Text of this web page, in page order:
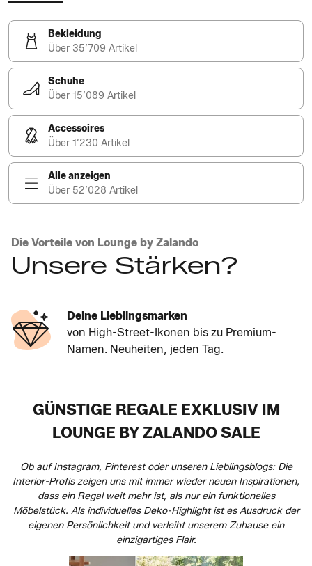
Bekleidung
Über 35’709 Artikel
Schuhe
Über 15’089 Artikel
Accessoires
Über 1’230 Artikel
Alle anzeigen
Über 52’028 Artikel
Die Vorteile von Lounge by Zalando
Unsere Stärken?
Deine Lieblingsmarken
von High-Street-Ikonen bis zu Premium-
Namen. Neuheiten, jeden Tag.
GÜNSTIGE REGALE EXKLUSIV IM
LOUNGE BY ZALANDO SALE
Ob auf Instagram, Pinterest oder unseren Lieblingsblogs: Die
Interior-Profis zeigen uns mit immer wieder neuen Inspirationen,
dass ein Regal weit mehr ist, als nur ein funktionelles
Möbelstück. Als individuelles Deko-Highlight ist es Ausdruck der
eigenen Persönlichkeit und verleiht unserem Zuhause ein
einzigartiges Flair.